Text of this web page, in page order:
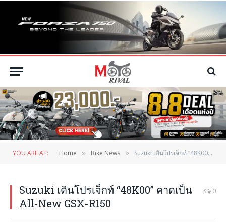
YOU ARE AT: Home » Bike News » Suzuki เดินโปรเจ็กท์ “48K00” คาดเป็น All-New GSX-R150
Suzuki เดินโปรเจ็กท์ “48K00” คาดเป็น
All-New GSX-R150
0